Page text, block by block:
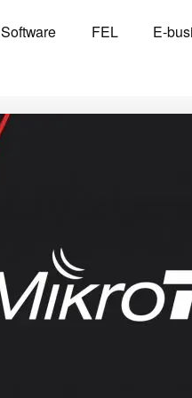
Software FEL E-